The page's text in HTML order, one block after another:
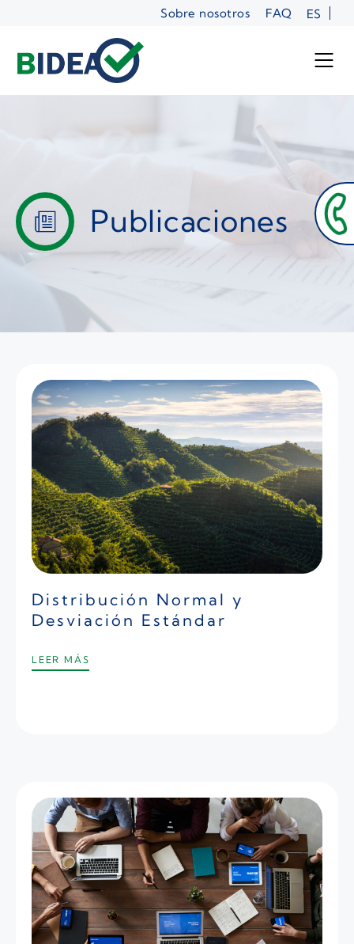
contenido
Sobre nosotros FAQ ES
Publicaciones
Distribución Normal y
Desviación Estándar
LEER MÁS